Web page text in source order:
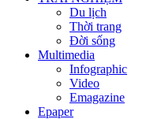
Du lịch
Thời trang
Đời sống
Multimedia
Infographic
Video
Emagazine
Epaper